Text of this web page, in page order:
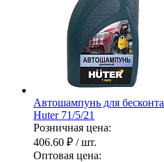
Автошампунь для
Huter 71/5/21
Розничная цена:
406.60 ₽ / шт.
Оптовая цена: